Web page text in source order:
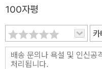
완역본으로 출간된 <올 에이
녀』가 성장기를 이미 거쳐
나는 ‘상상력의 힘’과 ‘인간
메시지를 전해 줄 것이다. 고난 속에서 더욱 빛을 발하는 상상력의 힘
을 믿다 거리마다 짙은 안개
100자평
카